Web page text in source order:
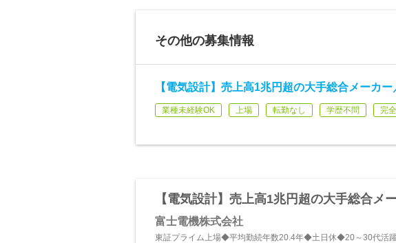
その他の募集情報
【電気設計】売上高1兆円超の大手総合メーカー
業種未経験OK 上場 転勤なし 学歴不問 完
【電気設計】売上高1兆円超の大手総合メ
富士電機株式会社
東証プライム上場◆平均勤続年数20.4年◆土日休◆20～30代活